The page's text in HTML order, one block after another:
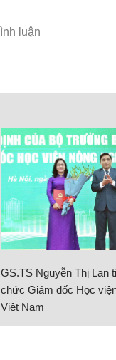
GS.TS Nguyễn Thị Lan
chức Giám đốc Học
Việt Nam